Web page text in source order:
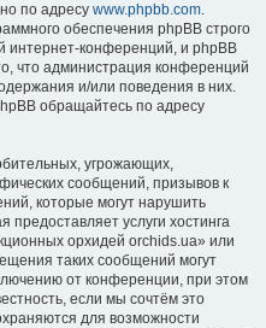
по адресу www.phpbb.com.
обеспечения phpBB строго
интернет-конференций, и phpBB
что администрация конференций
и/или поведения в них.
обращайтесь по адресу
угрожающих,
сообщений, призывов к
которые могут нарушить
услуги хостинга
орхидей orchids.ua» или
таких сообщений могут
от конференции, при этом
если мы сочтём это
для возможности